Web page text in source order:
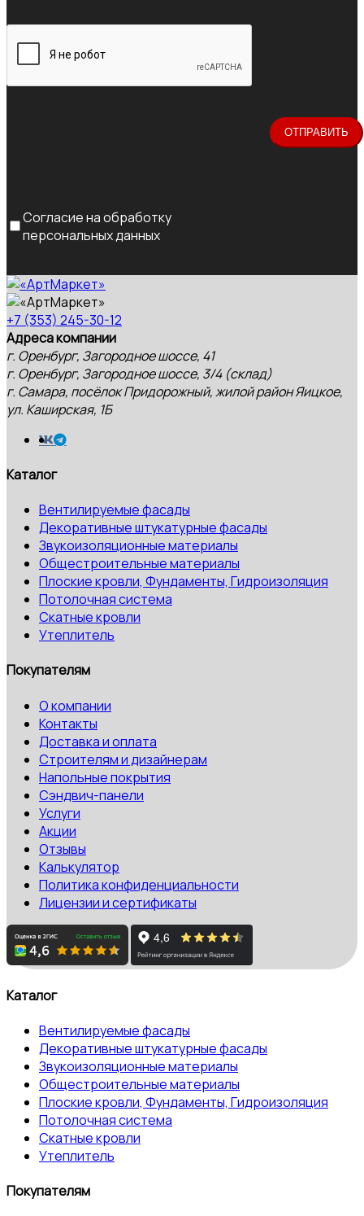
Согласие на обработку
персональных данных
+7 (353) 245-30-12
Адреса компании
г. Оренбург, Загородное шоссе, 41
г. Оренбург, Загородное шоссе, 3/4 (склад)
г. Самара, посёлок Придорожный, жилой район Яицкое,
ул. Каширская, 1Б
Каталог
Вентилируемые фасады
Декоративные штукатурные фасады
Звукоизоляционные материалы
Общестроительные материалы
Плоские кровли, Фундаменты, Гидроизоляция
Потолочная система
Скатные кровли
Утеплитель
Покупателям
О компании
Контакты
Доставка и оплата
Строителям и дизайнерам
Напольные покрытия
Сэндвич-панели
Услуги
Акции
Отзывы
Калькулятор
Политика конфиденциальности
Лицензии и сертификаты
Каталог
Вентилируемые фасады
Декоративные штукатурные фасады
Звукоизоляционные материалы
Общестроительные материалы
Плоские кровли, Фундаменты, Гидроизоляция
Потолочная система
Скатные кровли
Утеплитель
Покупателям